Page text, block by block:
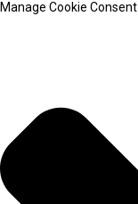
Manage Cookie Consent